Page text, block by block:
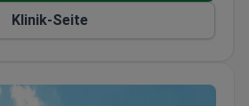
sowie Visumhilfe.
Auszeichnung für das beste
Klinik-Seite